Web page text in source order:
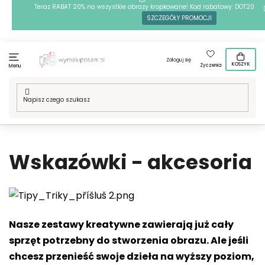
Teraz RABAT 20% na wszystkie obrazy kropkowane! Kod rabatowy: DOT20
SZCZEGÓŁY PROMOCJI
Menu
Zaloguj się
Życzenia
KOSZYK
Home
/ Wskazówki - akcesoria
Wskazówki - akcesoria
Nasze zestawy kreatywne zawierają już cały
sprzęt potrzebny do stworzenia obrazu. Ale jeśli
chcesz przenieść swoje dzieła na wyższy poziom,